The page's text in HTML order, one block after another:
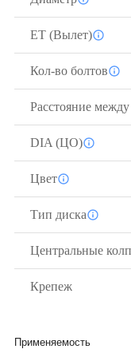
ЕТ (Вылет)
Кол-во болтов
Расстояние
DIA (ЦО)
Цвет
Тип диска
Центральные
Крепеж
Применяемость